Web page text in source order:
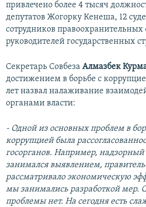
привлечено более 4 тысяч
депутатов Жогорку Кенеша, 12
сотрудников правоохранительных
руководителей государственных
Секретарь Совбеза Алмазбек
достижением в борьбе с
лет назвал налаживание
органами власти:
- Одной из основных проблем в
коррупцией была
госорганов. Например, надзорный
занимался выявлением,
рассматривало экономическую
мы занимались разработкой мер.
проблемы нет. На сегодня есть